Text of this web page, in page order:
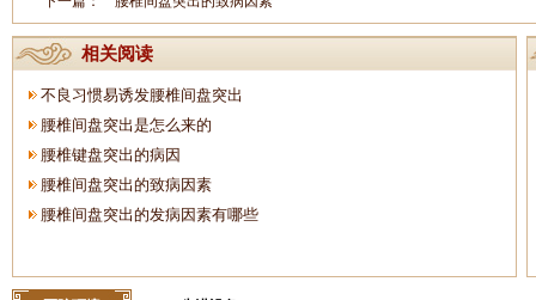
相关阅读
不良习惯易诱发腰椎间盘突出
腰椎间盘突出是怎么来的
腰椎键盘突出的病因
腰椎间盘突出的致病因素
腰椎间盘突出的发病因素有哪些